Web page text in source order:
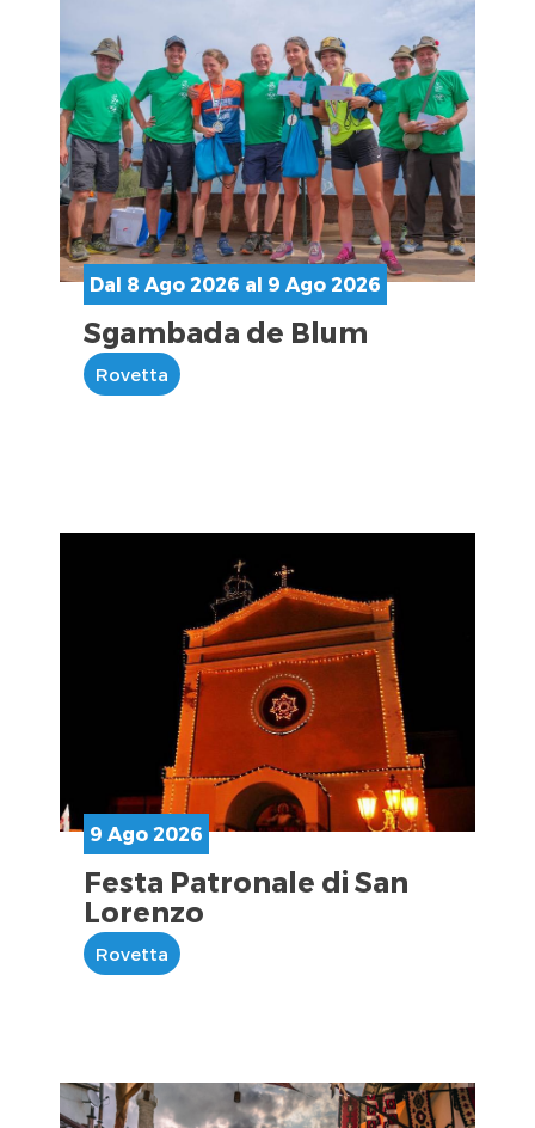
Dal 8 Ago 2026 al 9 Ago 2026
Sgambada de Blum
Rovetta
9 Ago 2026
Festa Patronale di San
Lorenzo
Rovetta